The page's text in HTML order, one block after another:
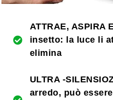
ATTRAE, ASPIRA
insetto: la luce li
elimina
ULTRA -
arredo, può